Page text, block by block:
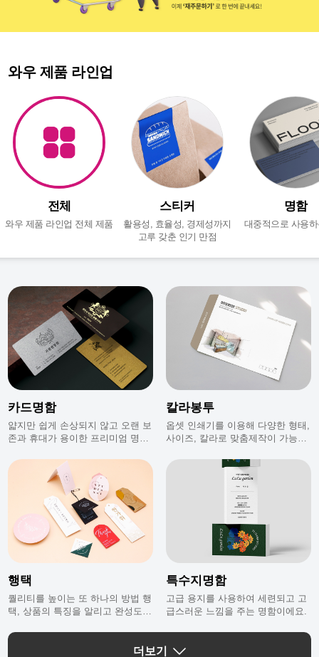
와우 제품 라인업
전체
와우 제품 라인업 전체 제품
스티커
활용성, 효율성, 경제성까지
고루 갖춘 인기 만점
명함
대중적으로 사용
카드명함
얇지만 쉽게 손상되지 않고 오랜 보
존과 휴대가 용이한 프리미엄 명함
※ 반투명 외 다른 카드명함은 백색인쇄가
불가능하니 주문 전 꼭 확인해 주세요:)
칼라봉투
옵셋 인쇄기를 이용해 다양한 형태,
사이즈, 칼라로 맞춤제작이 가능한
행택
퀄리티를 높이는 또 하나의 방법 행
택, 상품의 특징을 알리고 완성도를
특수지명함
고급 용지를 사용하여 세련되고 고
급스러운 느낌을 주는 명함이에요.
더보기